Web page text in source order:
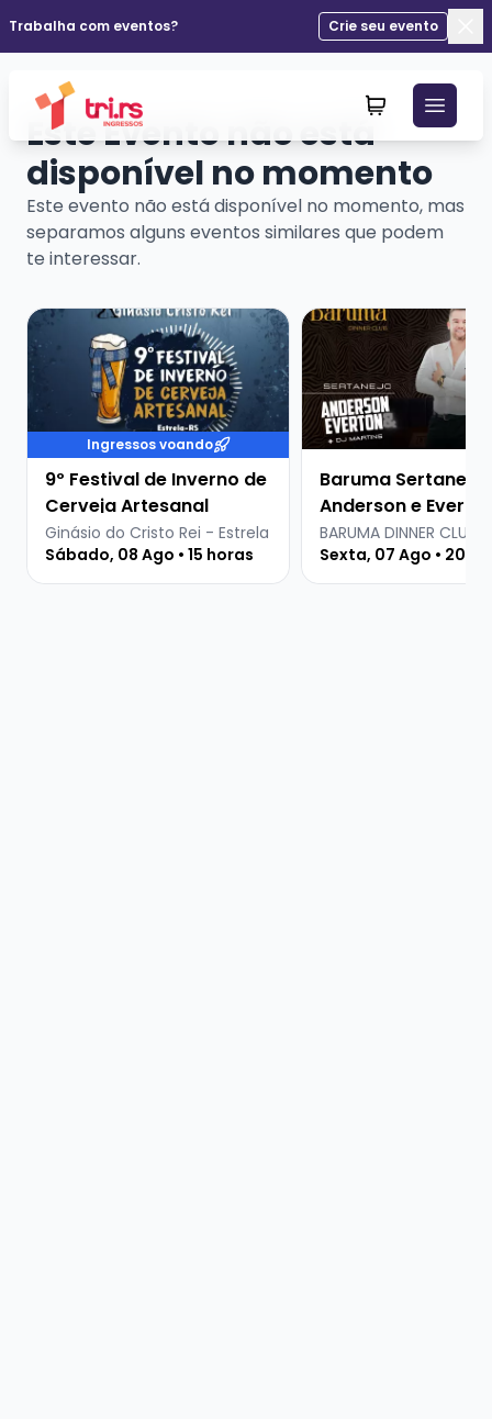
Trabalha com eventos?
Crie seu evento
Este Evento não está
disponível no momento
Este evento não está disponível no momento, mas
separamos alguns eventos similares que podem
te interessar.
Veja mais sobre 9º Festival de Inverno de Cerveja
Ingressos voando
9º Festival de Inverno de
Cerveja Artesanal
Ginásio do Cristo Rei - Estrela
Sábado, 08 Ago • 15 horas
Veja mais sobre
Baruma Sertanejo
Anderson e
Martins
BARUMA DINNER CLUB
Sexta, 07 Ago • 20